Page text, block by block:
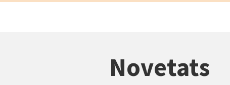
Novetats